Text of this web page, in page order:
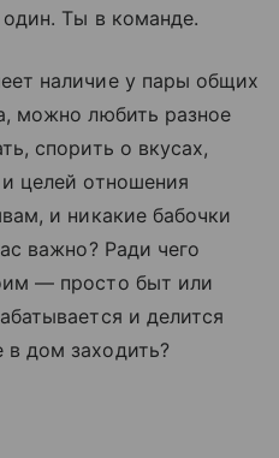
Ты в команде.
наличие у пары общих
можно любить разное
спорить о вкусах,
целей отношения
и никакие бабочки
важно? Ради чего
— просто быт или
и делится
дом заходить?